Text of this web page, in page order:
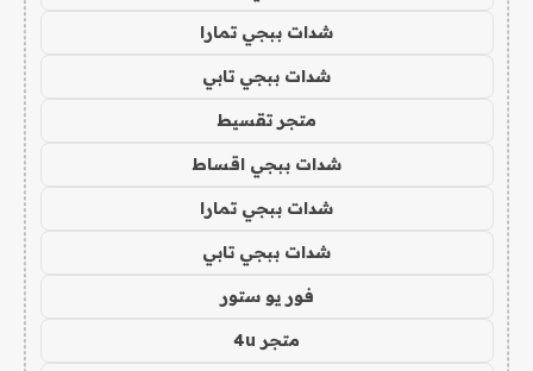
شدات ببجي تمارا
شدات ببجي تابي
متجر تقسيط
شدات ببجي اقساط
شدات ببجي تمارا
شدات ببجي تابي
فور يو ستور
متجر 4u